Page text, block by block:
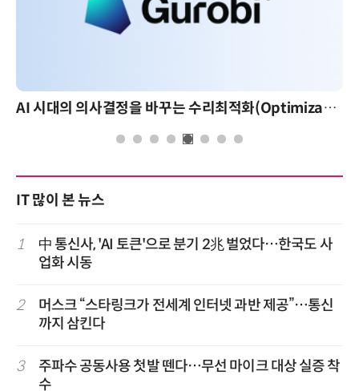
AI 시대의 의사결정을 바꾸는 수리최적화(Optimization): 실제 산업 적용 사례와 활용 전략
IT 많이 본 뉴스
1
中 통신사, 'AI 토큰'으로 분기 2兆 벌었다…한국도 사
업화 시동
2
머스크 “스타링크가 전세계 인터넷 과반 제공”…통신
까지 삼킨다
3
주파수 공동사용 첫발 뗀다…무선 마이크 대상 실증 착
수